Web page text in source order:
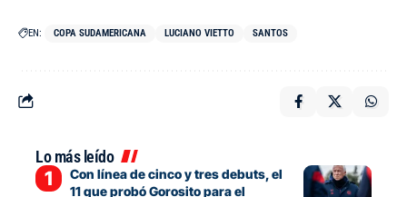
EN: COPA SUDAMERICANA LUCIANO VIETTO SANTOS
Lo más leído
Con línea de cinco y tres debuts, el
11 que probó Gorosito para el